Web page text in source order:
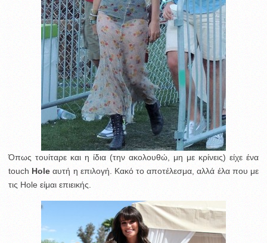
Όπως τουίταρε και η ίδια (την ακολουθώ, μη με κρίνεις) είχε ένα
touch Hole αυτή η επιλογή. Κακό το αποτέλεσμα, αλλά έλα που με
τις Hole είμαι επιεικής.